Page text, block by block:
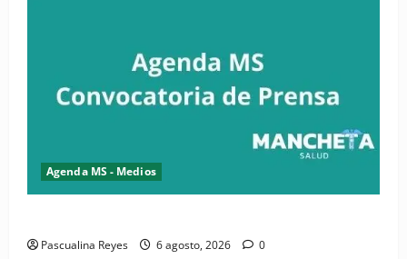
Agenda MS - Medios
Pascualina Reyes 6 agosto, 2026 0